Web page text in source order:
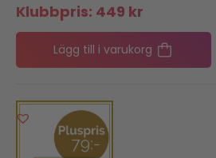
Klubbpris: 449 kr
Lägg till i varukorg